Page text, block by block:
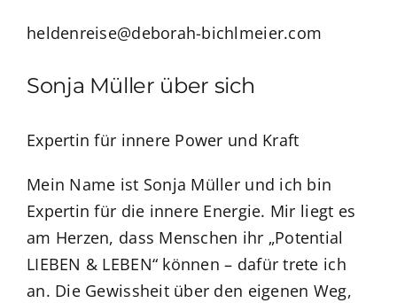
heldenreise@deborah-bichlmeier.com
Sonja Müller über sich
Expertin für innere Power und Kraft
Mein Name ist Sonja Müller und ich bin
Expertin für die innere Energie. Mir liegt es
am Herzen, dass Menschen ihr „Potential
LIEBEN & LEBEN“ können – dafür trete ich
an. Die Gewissheit über den eigenen Weg,